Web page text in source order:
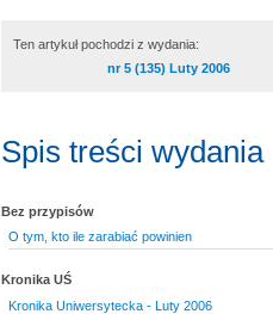
Ten artykuł pochodzi z wydania:
nr 5 (135) Luty 2006
Spis treści wydania
Bez przypisów
O tym, kto ile zarabiać powinien
Kronika UŚ
Kronika Uniwersytecka - Luty 2006